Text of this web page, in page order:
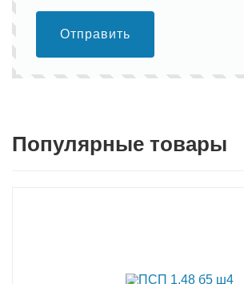
Отправить
Популярные товары